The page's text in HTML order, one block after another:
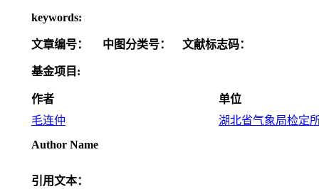
keywords:
文章编号： 中图分类号： 文献标志码：
基金项目:
作者
单位
毛连仲
湖北省气象局检定
Author Name
引用文本：